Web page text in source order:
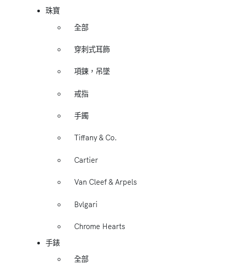
珠寶
全部
穿刺式耳飾
項鍊，吊墜
戒指
手鐲
Tiffany & Co.
Cartier
Van Cleef & Arpels
Bvlgari
Chrome Hearts
手錶
全部